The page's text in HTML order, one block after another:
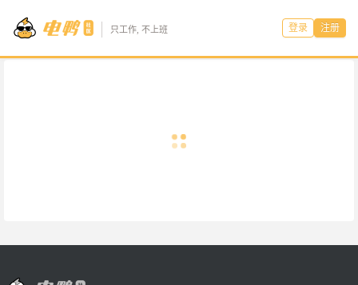
只工作, 不上班 登录 注册